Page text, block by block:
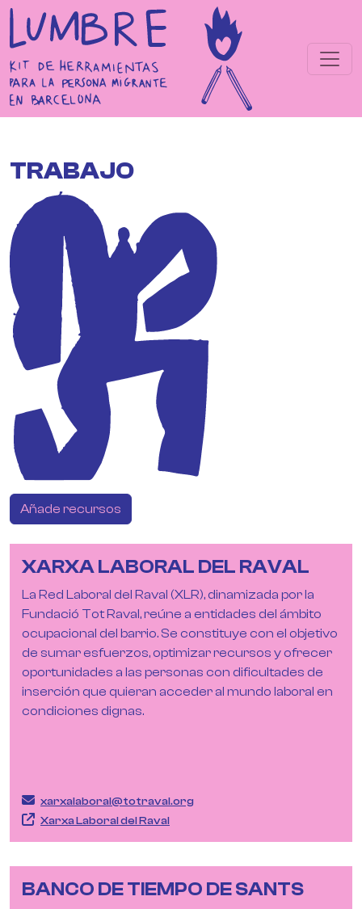
Pasar al contenido principal
TRABAJO
Añade recursos
XARXA LABORAL DEL RAVAL
La Red Laboral del Raval (XLR), dinamizada por la
Fundació Tot Raval, reúne a entidades del ámbito
ocupacional del barrio. Se constituye con el objetivo
de sumar esfuerzos, optimizar recursos y ofrecer
oportunidades a las personas con dificultades de
inserción que quieran acceder al mundo laboral en
condiciones dignas.
xarxalaboral@totraval.org
Xarxa Laboral del Raval
BANCO DE TIEMPO DE SANTS